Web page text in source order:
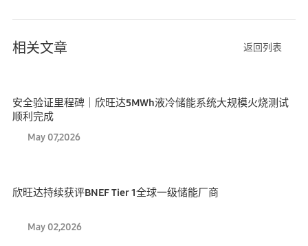
相关文章 返回列表
安全验证里程碑｜欣旺达5MWh液冷储能系统大规模火烧测试
顺利完成
May 07,2026
欣旺达持续获评BNEF Tier 1全球一级储能厂商
May 02,2026